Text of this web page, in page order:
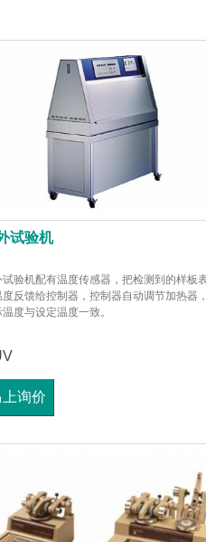
试验机
试验机配有温度传感器，把检测到的样板
度反馈给控制器，控制器自动调节加热器
度与设定温度一致。
询价